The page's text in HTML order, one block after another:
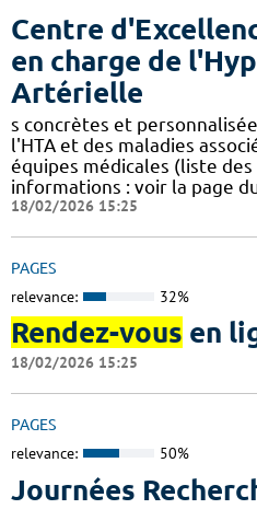
Centre
en charge de
Artérielle
s concrètes et
l'HTA et des maladies
équipes médicales (liste
informations : voir la page
18/02/2026 15:25
PAGES
relevance: 32%
Rendez-vous en
18/02/2026 15:25
PAGES
relevance: 50%
Journées